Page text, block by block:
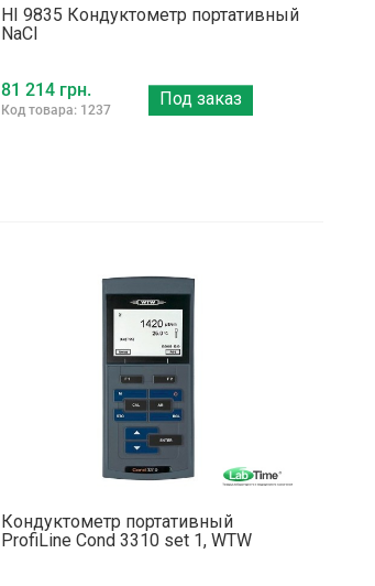
HI 9835 Кондуктометр портативный
NaCl
81 214 грн.
Код товара: 1237
Под заказ
Кондуктометр портативный
ProfiLine Cond 3310 set 1, WTW